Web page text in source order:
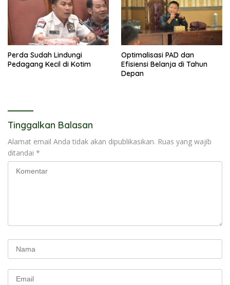
Perda Sudah Lindungi
Pedagang Kecil di Kotim
Optimalisasi PAD dan
Efisiensi Belanja di Tahun
Depan
Tinggalkan Balasan
Alamat email Anda tidak akan dipublikasikan. Ruas yang wajib
ditandai *